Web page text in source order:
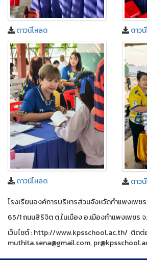
ดาวน์โหลด ดาว
ดาวน์โหลด
ดาว
โรงเรียนองค์การบริหารส่วนจังหวัดกำแพงเพชร
65/1 ถนนสิริจิต ต.ในเมือง อ.เมืองกำแพงเพชร
เว็บไชต์ : http://www.kpsschool.ac.th/ ติดต่
muthita.sena@gmail.com,